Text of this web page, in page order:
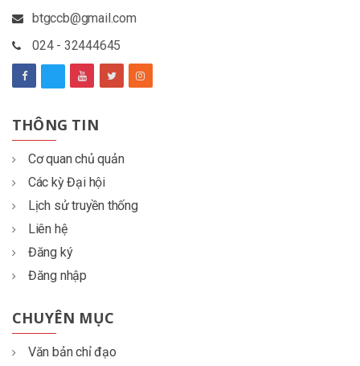
btgccb@gmail.com
024 - 32444645
THÔNG TIN
Cơ quan chủ quản
Các kỳ Đại hội
Lịch sử truyền thống
Liên hệ
Đăng ký
Đăng nhập
CHUYÊN MỤC
Văn bản chỉ đạo